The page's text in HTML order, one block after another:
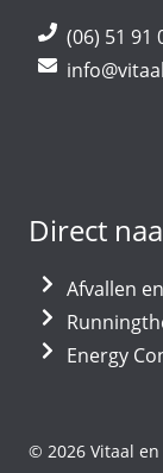
(06) 51 91
Direct
Afvallen
Energy
© 2026 Vitaal